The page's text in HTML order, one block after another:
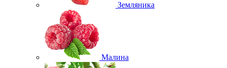
Земляника
Малина